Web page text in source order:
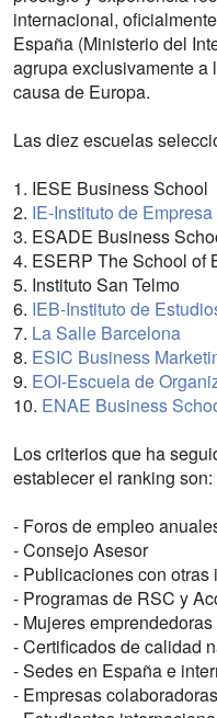
internacional,
España (Ministerio del
agrupa exclusivamente a
causa de Europa.
Las diez escuelas
1. IESE Business School
2. IE-Instituto de Empresa
3. ESADE Business
4. ESERP The School of
5. Instituto San Telmo
6. IEB-Instituto de
7. La Salle Barcelona
8. ESIC Business
9. EOI-Escuela de
10. ENAE Business
Los criterios que ha
establecer el ranking son:
- Foros de empleo
- Consejo Asesor
- Publicaciones con otras
- Programas de RSC y
- Mujeres emprendedoras
- Certificados de calidad
- Sedes en España e
- Empresas